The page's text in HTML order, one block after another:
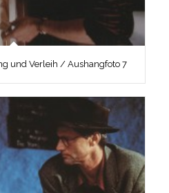
und Verleih / Aushangfoto 7